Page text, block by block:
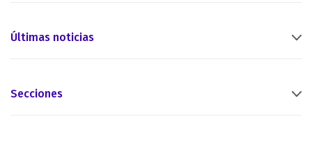
Últimas noticias
Secciones